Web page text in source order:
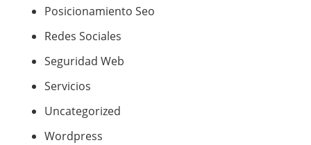
Posicionamiento Seo
Redes Sociales
Seguridad Web
Servicios
Uncategorized
Wordpress